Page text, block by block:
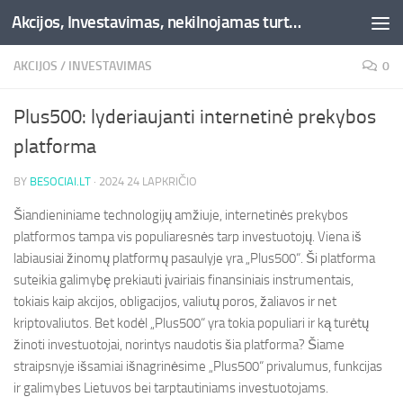
Skip to content Akcijos, Investavimas, nekilnojamas turtas, kriptovaliutos - Besociai.lt
AKCIJOS / INVESTAVIMAS 0
Plus500: lyderiaujanti internetinė prekybos
platforma
BY BESOCIAI.LT · 2024 24 LAPKRIČIO
Šiandieniniame technologijų amžiuje, internetinės prekybos
platformos tampa vis populiaresnės tarp investuotojų. Viena iš
labiausiai žinomų platformų pasaulyje yra „Plus500“. Ši platforma
suteikia galimybę prekiauti įvairiais finansiniais instrumentais,
tokiais kaip akcijos, obligacijos, valiutų poros, žaliavos ir net
kriptovaliutos. Bet kodėl „Plus500“ yra tokia populiari ir ką turėtų
žinoti investuotojai, norintys naudotis šia platforma? Šiame
straipsnyje išsamiai išnagrinėsime „Plus500“ privalumus, funkcijas
ir galimybes Lietuvos bei tarptautiniams investuotojams.